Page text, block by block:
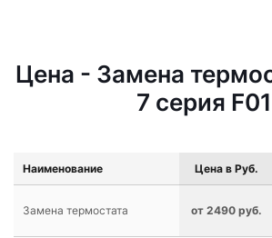
Цена - Замена
7 серия F01
Наименование Цена в Руб.
Замена термостата от 2490 руб.